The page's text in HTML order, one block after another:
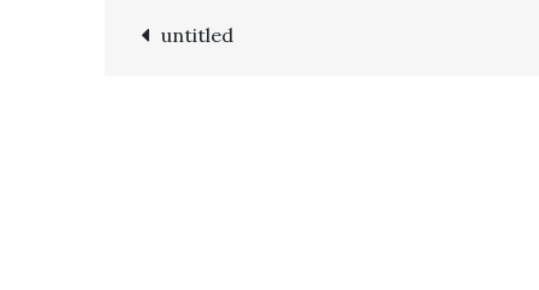
Post
untitled